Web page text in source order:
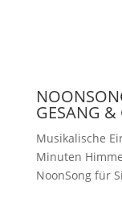
GESANG &
Musikalische
Minuten
NoonSong für